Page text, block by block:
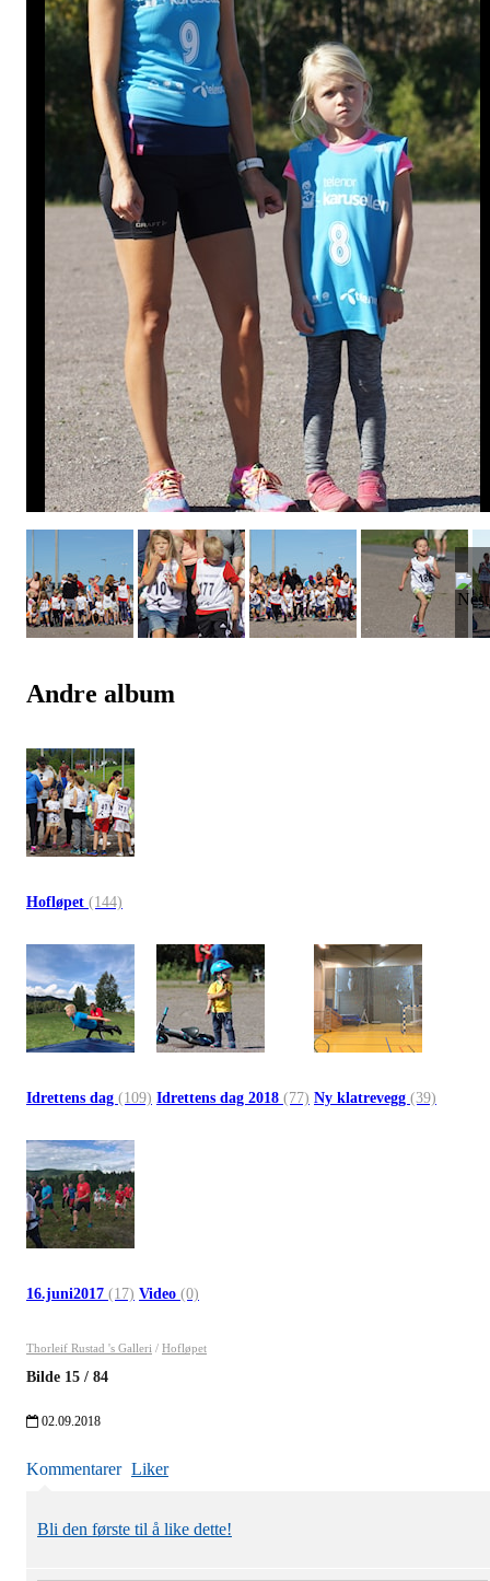
Andre album
Hofløpet (144)
Idrettens dag (109) Idrettens dag 2018 (77) Ny klatrevegg (39)
16.juni2017 (17) Video (0)
Thorleif Rustad 's Galleri / Hofløpet
Bilde 15 / 84
02.09.2018
Kommentarer Liker
Bli den første til å like dette!